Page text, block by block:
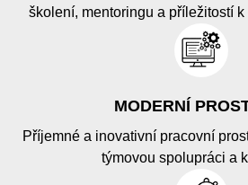
školení, mentoringu a příležitostí
MODERNÍ
Příjemné a inovativní pracovní
týmovou spolupráci a